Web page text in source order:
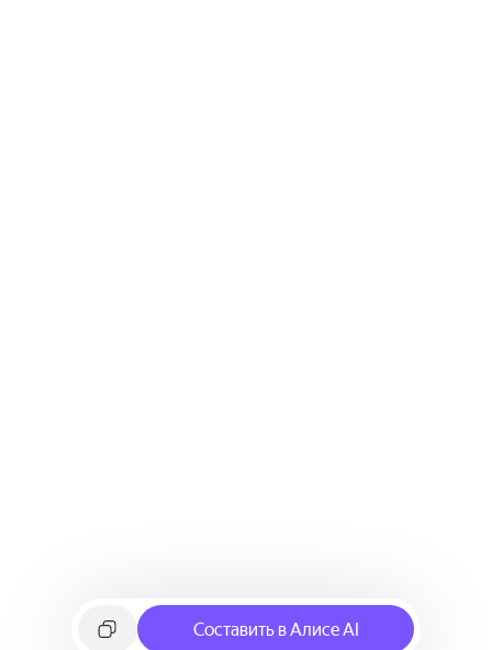
Составить в Алисе AI